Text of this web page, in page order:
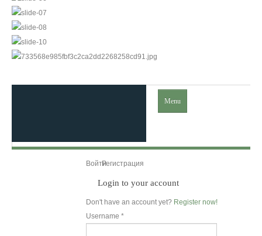
Menu
ВойтиРегистрация
Login to your account
Don't have an account yet? Register now!
Username *